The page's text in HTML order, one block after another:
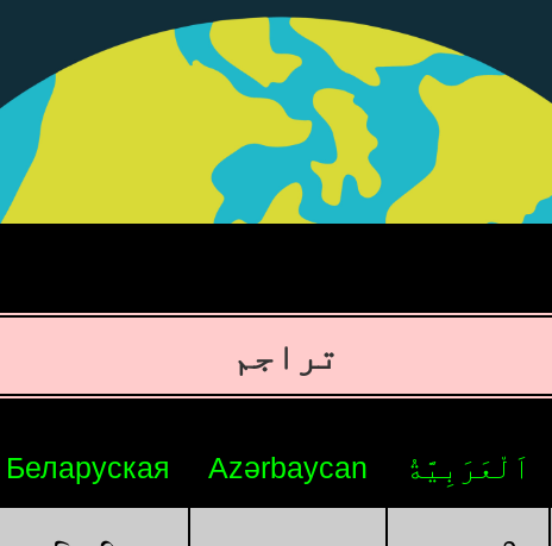
تراجم
اَلْعَرَبِيَّةُ Azərbaycan
Беларуская